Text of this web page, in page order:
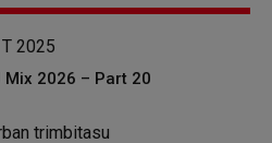
2026 – Part 20